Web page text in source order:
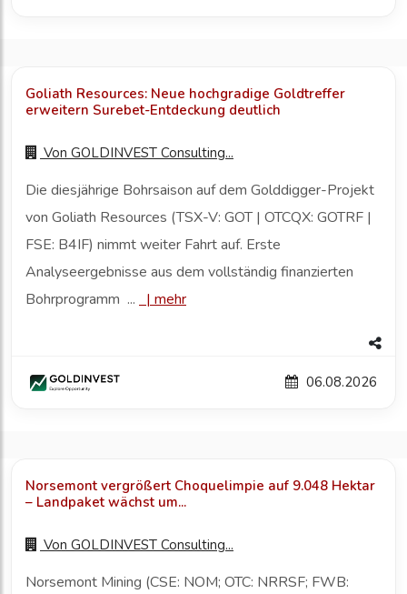
Goliath Resources: Neue hochgradige Goldtreffer
erweitern Surebet-Entdeckung deutlich
Von GOLDINVEST Consulting...
Die diesjährige Bohrsaison auf dem Golddigger-Projekt
von Goliath Resources (TSX-V: GOT | OTCQX: GOTRF |
FSE: B4IF) nimmt weiter Fahrt auf. Erste
Analyseergebnisse aus dem vollständig finanzierten
Bohrprogramm ...
| mehr
06.08.2026
Norsemont vergrößert Choquelimpie auf 9.048 Hektar
– Landpaket wächst um...
Von GOLDINVEST Consulting...
Norsemont Mining (CSE: NOM; OTC: NRRSF; FWB: